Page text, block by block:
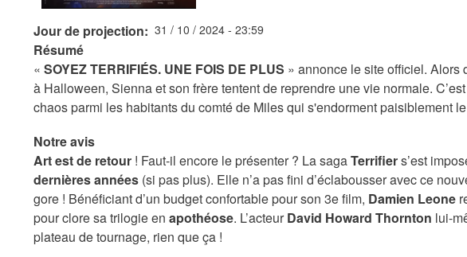
Jour de projection 31 / 10 / 2024 - 23:59
Résumé
« SOYEZ TERRIFIÉS. UNE FOIS DE PLUS » annonce le site officiel. Alors
à Halloween, Sienna et son frère tentent de reprendre une vie normale.
chaos parmi les habitants du comté de Miles qui s'endorment paisiblement
Notre avis
Art est de retour ! Faut-il encore le présenter ? La sagaTerrifiers’est
dernières années (si pas plus). Elle n’a pas fini d’éclabousser avec ce
gore ! Bénéficiant d’un budget confortable pour son 3e film, Damien Leone
pour clore sa trilogie en apothéose. L’acteurDavid Howard Thornton lui-
plateau de tournage, rien que ça !